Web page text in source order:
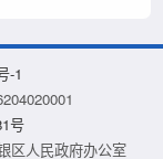
-1
号
区人民政府办公室